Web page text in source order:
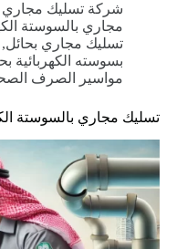
شركة تسليك مجاري
مجاري بالسوستة
تسليك مجاري بحائل,
بسوسته الكهربائية
مواسير الصرف
تسليك مجاري بالسوستة